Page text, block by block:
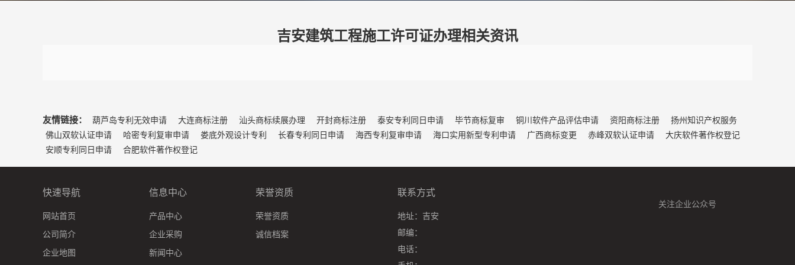
吉安建筑工程施工许可证办理相关资讯
友情链接： 葫芦岛专利无效申请 大连商标注册 汕头商标续展办理 开封商标注册 泰安专利同日申请 毕节商标复审 铜川软件产品评估申请 资阳商标注册
扬州知识产权服务
佛山双软认证申请
哈密专利复审申请 娄底外观设计专利 长春专利同日申请 海西专利复审申请 海口实用新型专利申请 广西商标变更 赤峰双软认证申请
大庆软件著作权登记
安顺专利同日申请
合肥软件著作权登记
快速导航
网站首页
公司简介
企业地图
信息中心
产品中心
企业采购
新闻中心
荣誉资质
荣誉资质
诚信档案
联系方式
地址： 吉安
邮编：
电话：
关注企业公众号